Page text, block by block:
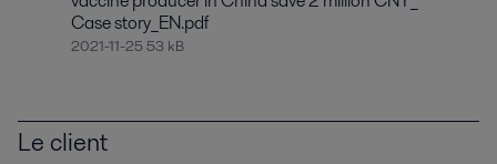
Case story_EN.pdf
2021-11-25 53 kB
Le client